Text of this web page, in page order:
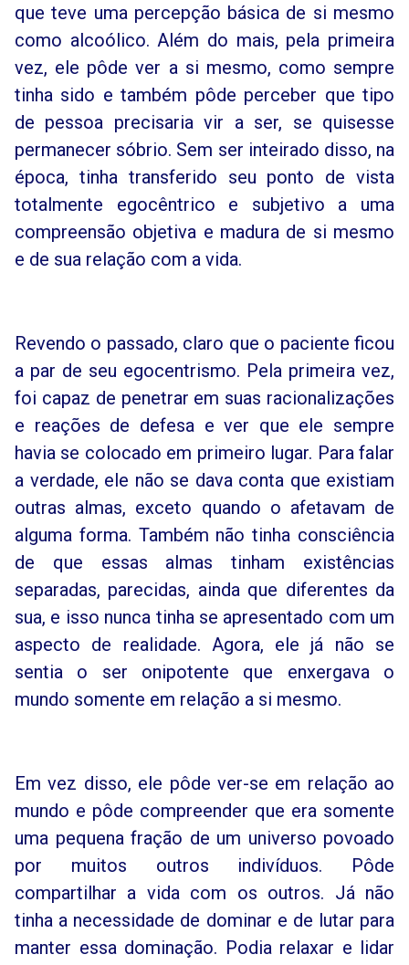
que teve uma percepção básica de si mesmo
como alcoólico. Além do mais, pela primeira
vez, ele pôde ver a si mesmo, como sempre
tinha sido e também pôde perceber que tipo
de pessoa precisaria vir a ser, se quisesse
permanecer sóbrio. Sem ser inteirado disso, na
época, tinha transferido seu ponto de vista
totalmente egocêntrico e subjetivo a uma
compreensão objetiva e madura de si mesmo
e de sua relação com a vida.
Revendo o passado, claro que o paciente ficou
a par de seu egocentrismo. Pela primeira vez,
foi capaz de penetrar em suas racionalizações
e reações de defesa e ver que ele sempre
havia se colocado em primeiro lugar. Para falar
a verdade, ele não se dava conta que existiam
outras almas, exceto quando o afetavam de
alguma forma. Também não tinha consciência
de que essas almas tinham existências
separadas, parecidas, ainda que diferentes da
sua, e isso nunca tinha se apresentado com um
aspecto de realidade. Agora, ele já não se
sentia o ser onipotente que enxergava o
mundo somente em relação a si mesmo.
Em vez disso, ele pôde ver-se em relação ao
mundo e pôde compreender que era somente
uma pequena fração de um universo povoado
por muitos outros indivíduos. Pôde
compartilhar a vida com os outros. Já não
tinha a necessidade de dominar e de lutar para
manter essa dominação. Podia relaxar e lidar